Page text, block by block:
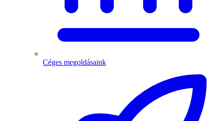
Céges megoldásaink